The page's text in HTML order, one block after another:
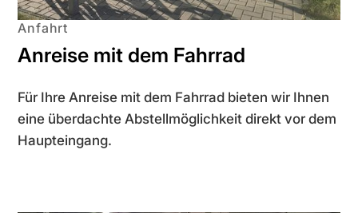
Anfahrt
Anreise mit dem Fahrrad
Für Ihre Anreise mit dem Fahrrad bieten wir Ihnen
eine überdachte Abstellmöglichkeit direkt vor dem
Haup­t­eingang.